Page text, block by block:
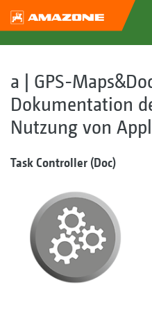
a | GPS-
Dokumentation
Nutzung von
Task Controller (Doc)